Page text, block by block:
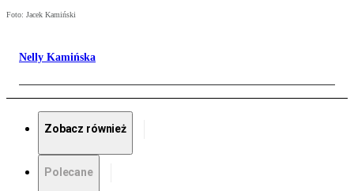
Foto: Jacek Kamiński
Nelly Kamińska
Zobacz również
Polecane